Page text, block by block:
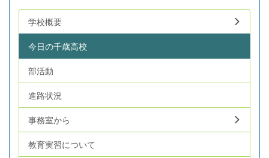
学校概要
今日の千歳高校
部活動
進路状況
事務室から
教育実習について